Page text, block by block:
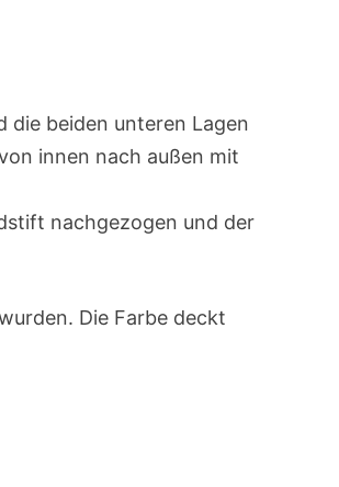
die beiden unteren Lagen
innen nach außen mit
nachgezogen und der
Die Farbe deckt